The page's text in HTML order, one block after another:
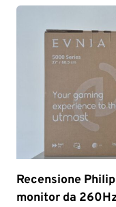
Recensione
monitor da